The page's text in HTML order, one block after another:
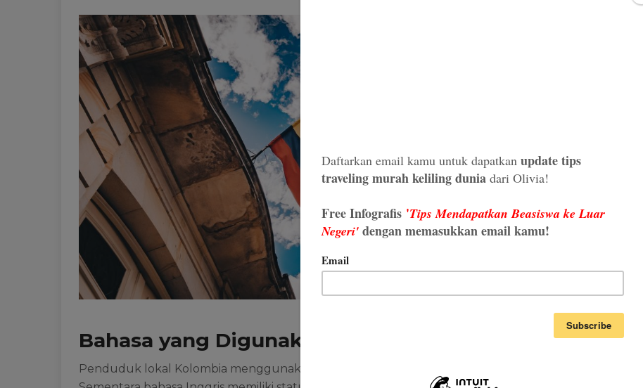
Bahasa yang Digunakan di Kolombia
Penduduk lokal Kolombia menggunakan bahasa Spanyol sebagai bahasa harian.